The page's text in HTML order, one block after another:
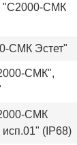
"С2000-СМК
СМК Эстет"
СМК",
СМК
(IР68)